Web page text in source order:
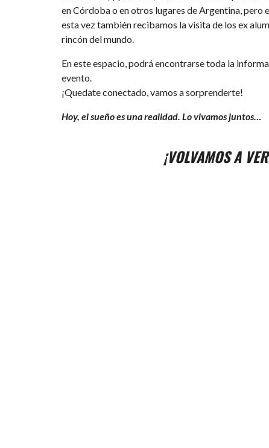
en Córdoba o en otros lugares de Argentina, pero
esta vez también recibamos la visita de los ex
rincón del mundo.
En este espacio, podrá encontrarse toda la
evento.
¡Quedate conectado, vamos a sorprenderte!
Hoy, el sueño es una realidad. Lo vivamos juntos…
¡VOLVAMOS A